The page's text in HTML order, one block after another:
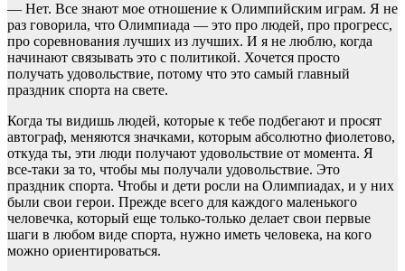
— Нет. Все знают мое отношение к Олимпийским играм. Я не
раз говорила, что Олимпиада — это про людей, про прогресс,
про соревнования лучших из лучших. И я не люблю, когда
начинают связывать это с политикой. Хочется просто
получать удовольствие, потому что это самый главный
праздник спорта на свете.
Когда ты видишь людей, которые к тебе подбегают и просят
автограф, меняются значками, которым абсолютно фиолетово,
откуда ты, эти люди получают удовольствие от момента. Я
все-таки за то, чтобы мы получали удовольствие. Это
праздник спорта. Чтобы и дети росли на Олимпиадах, и у них
были свои герои. Прежде всего для каждого маленького
человечка, который еще только-только делает свои первые
шаги в любом виде спорта, нужно иметь человека, на кого
можно ориентироваться.